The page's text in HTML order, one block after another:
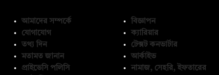
আমাদের সম্পর্কে
যোগাযোগ
তথ্য দিন
মতামত জানান
প্রাইভেসি পলিসি
বিজ্ঞাপন
ক্যারিয়ার
টেক্সট কনভার্টার
আর্কাইভ
নামাজ, সেহরি, ইফতারের